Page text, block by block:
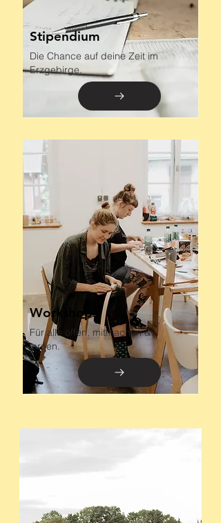
Stipendium
Die Chance auf deine Zeit im
Erzgebirge.
Workshops
Für alle offen, mitmachen &
lernen.